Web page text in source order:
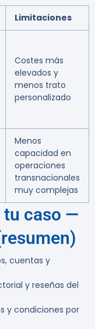
Limitaciones
Costes más
elevados y
menos trato
personalizado
Menos
capacidad en
operaciones
transnacionales
muy complejas
tu caso —
cuentas y
y reseñas del
y condiciones por